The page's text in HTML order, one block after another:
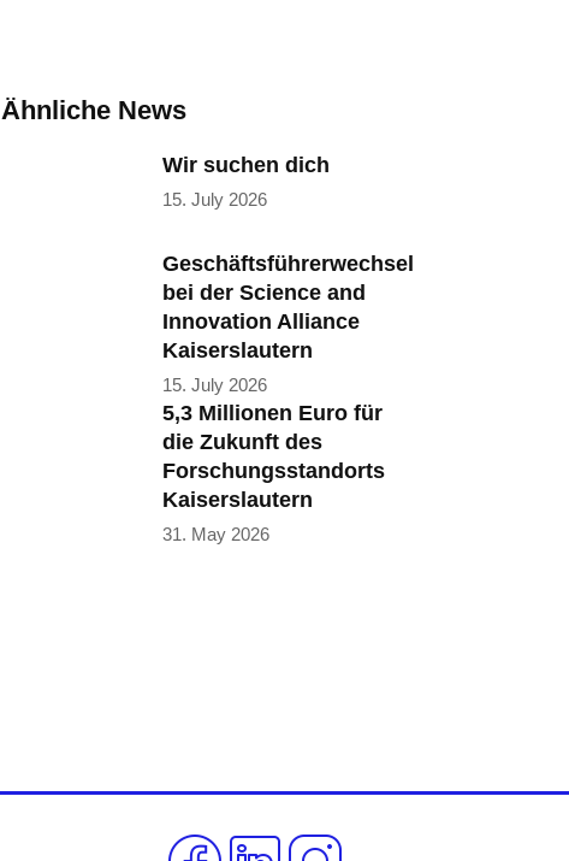
Ähnliche News
Wir suchen dich
15. July 2026
Geschäftsführerwechsel
bei der Science and
Innovation Alliance
Kaiserslautern
15. July 2026
5,3 Millionen Euro für
die Zukunft des
Forschungsstandorts
Kaiserslautern
31. May 2026